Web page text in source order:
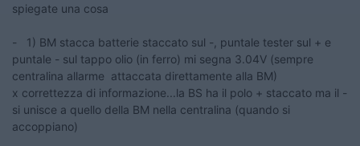
spiegate una cosa
- 1) BM stacca batterie staccato sul -, puntale tester sul + e
puntale - sul tappo olio (in ferro) mi segna 3.04V (sempre
centralina allarme attaccata direttamente alla BM)
x correttezza di informazione...la BS ha il polo + staccato ma il -
si unisce a quello della BM nella centralina (quando si
accoppiano)